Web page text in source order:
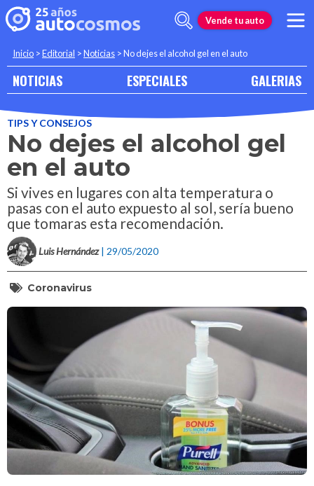
Vende tu auto
Inicio >Editorial >Noticias >No dejes el alcohol gel en el auto
NOTICIAS ESPECIALES GALERIAS
TIPS Y CONSEJOS
No dejes el alcohol gel
en el auto
Si vives en lugares con alta temperatura o
pasas con el auto expuesto al sol, sería bueno
que tomaras esta recomendación.
Luis Hernández | 29/05/2020
Coronavirus